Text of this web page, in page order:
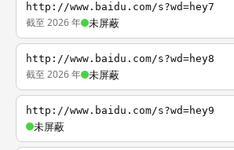
http://www.baidu.com/s?wd=hey7
截至 2026 年 未屏蔽
http://www.baidu.com/s?wd=hey8
截至 2026 年 未屏蔽
http://www.baidu.com/s?wd=hey9
未屏蔽